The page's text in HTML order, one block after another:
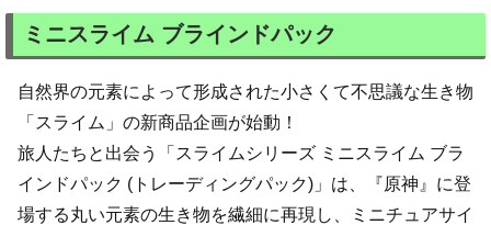
ミニスライム ブラインドパック
自然界の元素によって形成された小さくて不思議な生き物
「スライム」の新商品企画が始動！
旅人たちと出会う「スライムシリーズ ミニスライム ブラ
インドパック (トレーディングパック)」は、『原神』に登
場する丸い元素の生き物を繊細に再現し、ミニチュアサイ